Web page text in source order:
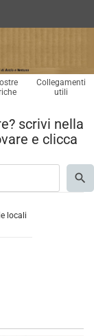
Collegamenti
utili
scrivi nella
e clicca
locali